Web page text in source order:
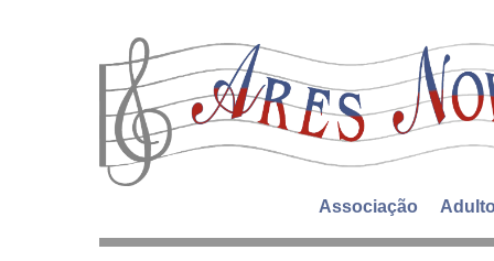
Associação